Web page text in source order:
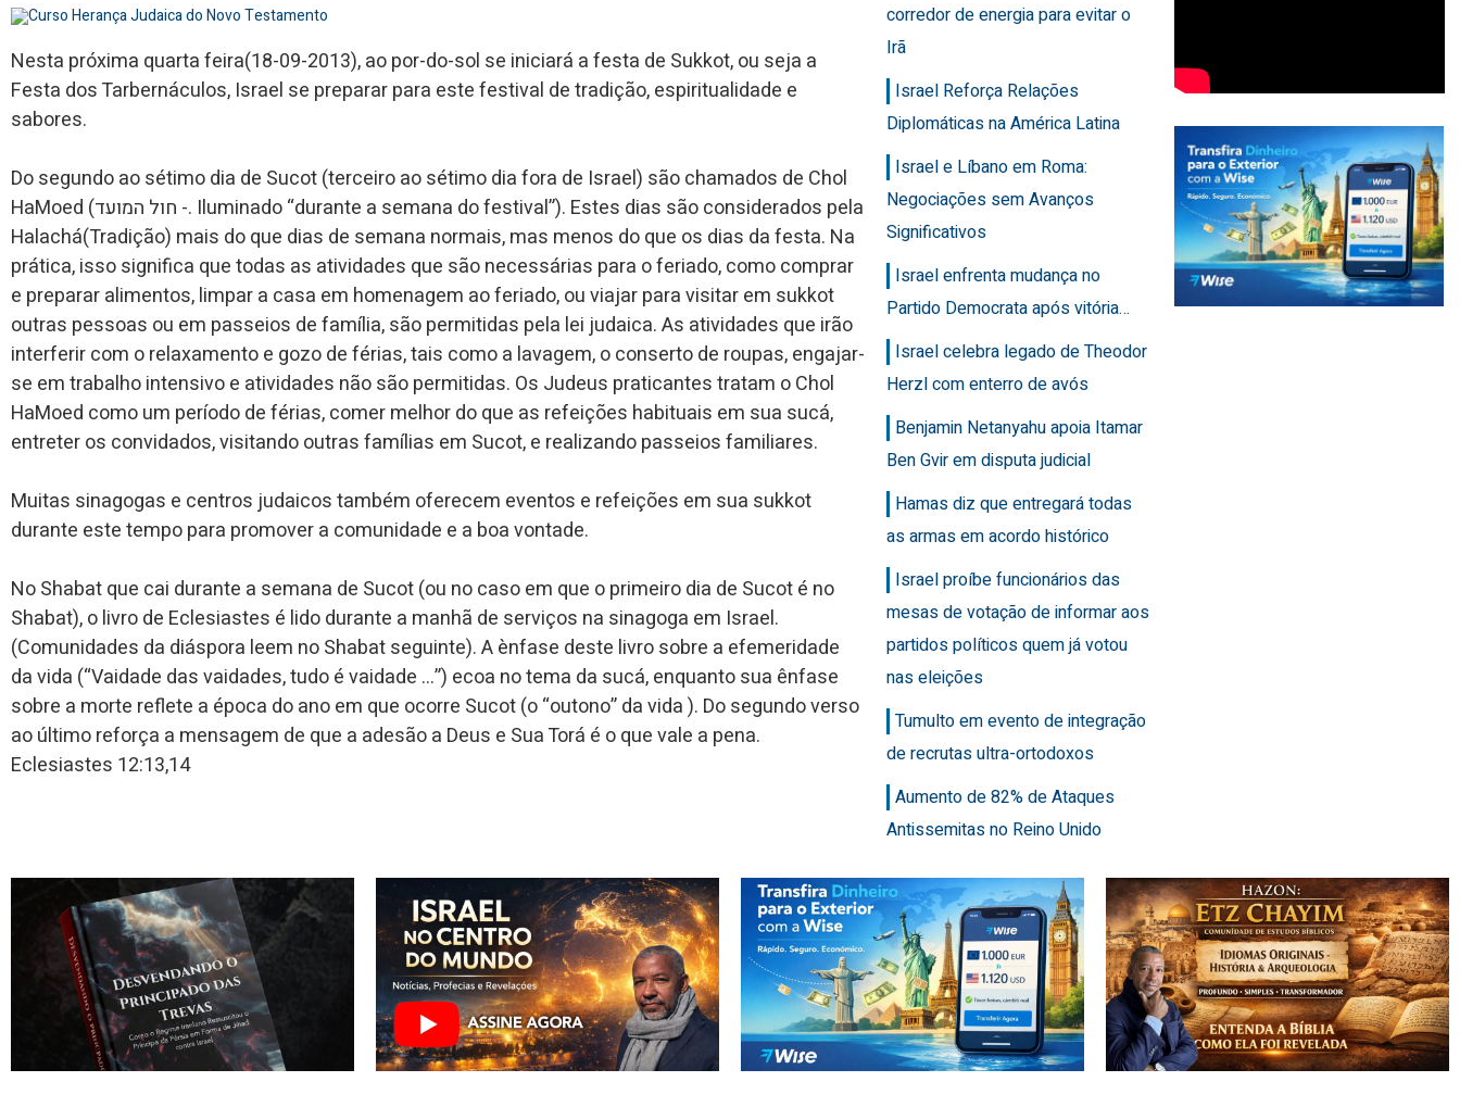
Nesta próxima quarta feira(18-09-2013), ao por-do-sol se iniciará a festa de Sukkot, ou seja a
Festa dos Tarbernáculos, Israel se preparar para este festival de tradição, espiritualidade e
sabores.
Do segundo ao sétimo dia de Sucot (terceiro ao sétimo dia fora de Israel) são chamados de Chol
HaMoed (חול המועד -. Iluminado “durante a semana do festival”). Estes dias são considerados pela
Halachá(Tradição) mais do que dias de semana normais, mas menos do que os dias da festa. Na
prática, isso significa que todas as atividades que são necessárias para o feriado, como comprar
e preparar alimentos, limpar a casa em homenagem ao feriado, ou viajar para visitar em sukkot
outras pessoas ou em passeios de família, são permitidas pela lei judaica. As atividades que irão
interferir com o relaxamento e gozo de férias, tais como a lavagem, o conserto de roupas, engajar-
se em trabalho intensivo e atividades não são permitidas. Os Judeus praticantes tratam o Chol
HaMoed como um período de férias, comer melhor do que as refeições habituais em sua sucá,
entreter os convidados, visitando outras famílias em Sucot, e realizando passeios familiares.
Muitas sinagogas e centros judaicos também oferecem eventos e refeições em sua sukkot
durante este tempo para promover a comunidade e a boa vontade.
No Shabat que cai durante a semana de Sucot (ou no caso em que o primeiro dia de Sucot é no
Shabat), o livro de Eclesiastes é lido durante a manhã de serviços na sinagoga em Israel.
(Comunidades da diáspora leem no Shabat seguinte). A ènfase deste livro sobre a efemeridade
da vida (“Vaidade das vaidades, tudo é vaidade …”) ecoa no tema da sucá, enquanto sua ênfase
sobre a morte reflete a época do ano em que ocorre Sucot (o “outono” da vida ). Do segundo verso
ao último reforça a mensagem de que a adesão a Deus e Sua Torá é o que vale a pena.
Eclesiastes 12:13,14
corredor de energia para evitar o
Irã
Israel Reforça Relações
Diplomáticas na América Latina
Israel e Líbano em Roma:
Negociações sem Avanços
Significativos
Israel enfrenta mudança no
Partido Democrata após vitória…
Israel celebra legado de Theodor
Herzl com enterro de avós
Benjamin Netanyahu apoia Itamar
Ben Gvir em disputa judicial
Hamas diz que entregará todas
as armas em acordo histórico
Israel proíbe funcionários das
mesas de votação de informar aos
partidos políticos quem já votou
nas eleições
Tumulto em evento de integração
de recrutas ultra-ortodoxos
Aumento de 82% de Ataques
Antissemitas no Reino Unido